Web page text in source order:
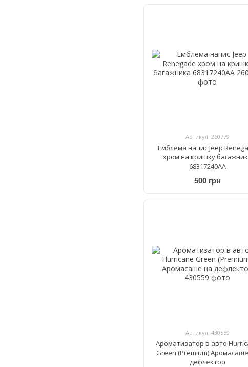
Артикул: 260779
Емблема напис Jeep
хром на кришку
68317240AA
500 грн
Артикул: 430559
Ароматизатор в авто
Green (Premium)
дефлектор